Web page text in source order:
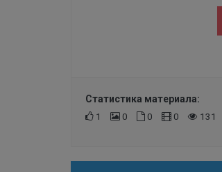
Статистика материала:
1
0 0 0 131